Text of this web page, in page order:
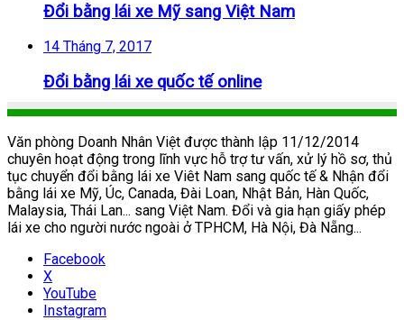
Đổi bằng lái xe Mỹ sang Việt Nam
14 Tháng 7, 2017
Đổi bằng lái xe quốc tế online
Văn phòng Doanh Nhân Việt được thành lập 11/12/2014
chuyên hoạt động trong lĩnh vực hỗ trợ tư vấn, xử lý hồ sơ, thủ
tục chuyển đổi bằng lái xe Viêt Nam sang quốc tế & Nhận đổi
bằng lái xe Mỹ, Úc, Canada, Đài Loan, Nhật Bản, Hàn Quốc,
Malaysia, Thái Lan... sang Việt Nam. Đổi và gia hạn giấy phép
lái xe cho người nước ngoài ở TPHCM, Hà Nội, Đà Nẵng...
Facebook
X
YouTube
Instagram